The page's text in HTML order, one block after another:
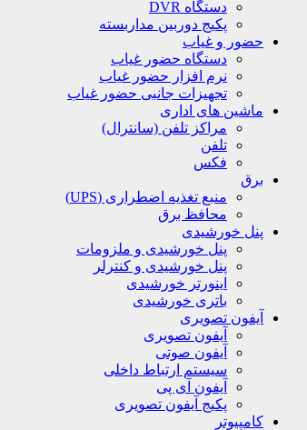
دستگاه DVR
پکیج دوربین مداربسته
حضور و غیاب
دستگاه حضور غیاب
نرم افزار حضور غیاب
تجهیزات جانبی حضور غیاب
ماشین های اداری
مراکز تلفن (سانترال)
تلفن
فکس
برق
منبع تغذیه اضطراری (UPS)
محافظ برق
پنل خورشیدی
پنل خورشیدی و ملزومات
پنل خورشیدی و کنترلر
اینورتر خورشیدی
باتری خورشیدی
آیفون تصویری
آیفون تصویری
آیفون صوتی
سیستم ارتباط داخلی
آیفون آی پی
پکیج آیفون تصویری
کامپیوتر